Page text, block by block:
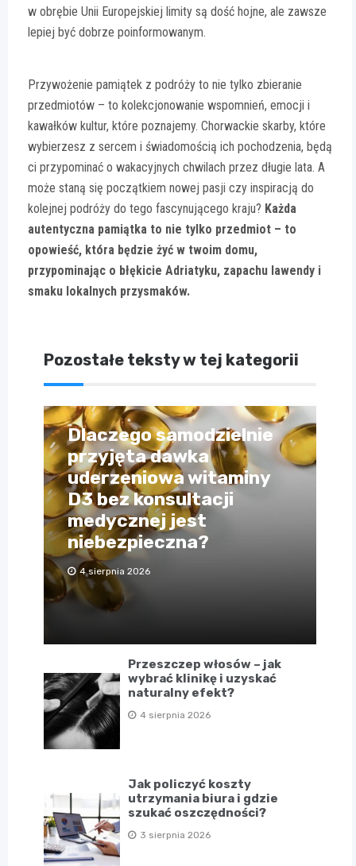
w obrębie Unii Europejskiej limity są dość hojne, ale zawsze
lepiej być dobrze poinformowanym.
Przywożenie pamiątek z podróży to nie tylko zbieranie
przedmiotów – to kolekcjonowanie wspomnień, emocji i
kawałków kultur, które poznajemy. Chorwackie skarby, które
wybierzesz z sercem i świadomością ich pochodzenia, będą
ci przypominać o wakacyjnych chwilach przez długie lata. A
może staną się początkiem nowej pasji czy inspiracją do
kolejnej podróży do tego fascynującego kraju? Każda
autentyczna pamiątka to nie tylko przedmiot – to
opowieść, która będzie żyć w twoim domu,
przypominając o błękicie Adriatyku, zapachu lawendy i
smaku lokalnych przysmaków.
Pozostałe teksty w tej kategorii
Dlaczego samodzielnie
przyjęta dawka
uderzeniowa witaminy
D3 bez konsultacji
medycznej jest
niebezpieczna?
4 sierpnia 2026
Przeszczep włosów – jak
wybrać klinikę i uzyskać
naturalny efekt?
4 sierpnia 2026
Jak policzyć koszty
utrzymania biura i gdzie
szukać oszczędności?
3 sierpnia 2026